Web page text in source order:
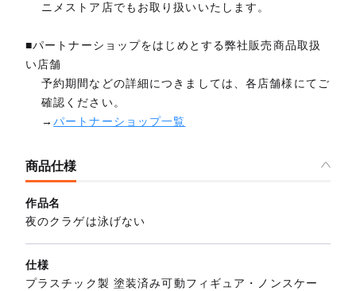
ニメストア店でもお取り扱いいたします。
■パートナーショップをはじめとする弊社販売商品取扱
い店舗
予約期間などの詳細につきましては、各店舗様にてご
確認ください。
→パートナーショップ一覧
商品仕様
作品名
夜のクラゲは泳げない
仕様
プラスチック製 塗装済み可動フィギュア・ノンスケー